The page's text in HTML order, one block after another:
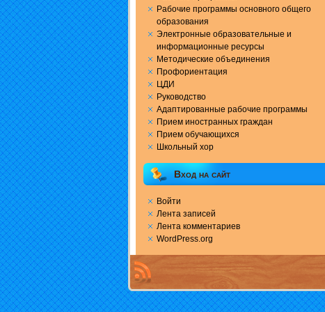
Рабочие программы основного общего
образования
Электронные образовательные и
информационные ресурсы
Методические объединения
Профориентация
ЦДИ
Руководство
Адаптированные рабочие программы
Прием иностранных граждан
Прием обучающихся
Школьный хор
Вход на сайт
Войти
Лента записей
Лента комментариев
WordPress.org